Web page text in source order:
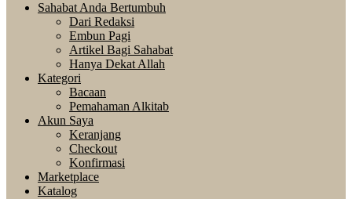
Sahabat Anda Bertumbuh
Dari Redaksi
Embun Pagi
Artikel Bagi Sahabat
Hanya Dekat Allah
Kategori
Bacaan
Pemahaman Alkitab
Akun Saya
Keranjang
Checkout
Konfirmasi
Marketplace
Katalog